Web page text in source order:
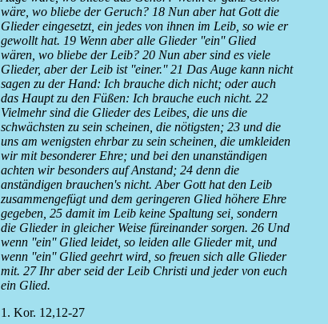
wäre, wo bliebe der Geruch? 18 Nun aber hat Gott die
Glieder eingesetzt, ein jedes von ihnen im Leib, so wie er
gewollt hat. 19 Wenn aber alle Glieder ''ein'' Glied
wären, wo bliebe der Leib? 20 Nun aber sind es viele
Glieder, aber der Leib ist ''einer.'' 21 Das Auge kann nicht
sagen zu der Hand: Ich brauche dich nicht; oder auch
das Haupt zu den Füßen: Ich brauche euch nicht. 22
Vielmehr sind die Glieder des Leibes, die uns die
schwächsten zu sein scheinen, die nötigsten; 23 und die
uns am wenigsten ehrbar zu sein scheinen, die umkleiden
wir mit besonderer Ehre; und bei den unanständigen
achten wir besonders auf Anstand; 24 denn die
anständigen brauchen's nicht. Aber Gott hat den Leib
zusammengefügt und dem geringeren Glied höhere Ehre
gegeben, 25 damit im Leib keine Spaltung sei, sondern
die Glieder in gleicher Weise füreinander sorgen. 26 Und
wenn ''ein'' Glied leidet, so leiden alle Glieder mit, und
wenn ''ein'' Glied geehrt wird, so freuen sich alle Glieder
mit. 27 Ihr aber seid der Leib Christi und jeder von euch
ein Glied.
1. Kor. 12,12-27